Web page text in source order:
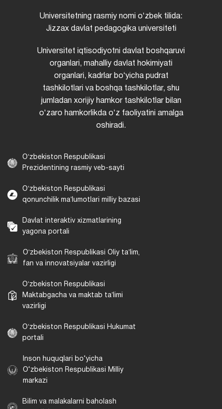
Universitetning rasmiy nomi oʻzbek tilida:
Jizzax davlat pedagogika universiteti
Universitet iqtisodiyotni davlat boshqaruvi
organlari, mahalliy davlat hokimiyati
organlari, kadrlar boʻyicha pudrat
tashkilotlari va boshqa tashkilotlar, shu
jumladan xorijiy hamkor tashkilotlar bilan
oʻzaro hamkorlikda oʻz faoliyatini amalga
oshiradi.
Oʻzbekiston Respublikasi
Prezidentining rasmiy veb-sayti
Oʻzbekiston Respublikasi
qonunchilik maʼlumotlari milliy bazasi
Davlat interaktiv xizmatlarining
yagona portali
Oʻzbekiston Respublikasi Oliy taʼlim,
fan va innovatsiyalar vazirligi
Oʻzbekiston Respublikasi
Maktabgacha va maktab taʼlimi
vazirligi
Oʻzbekiston Respublikasi Hukumat
portali
Inson huquqlari bo‘yicha
O‘zbekiston Respublikasi Milliy
markazi
Bilim va malakalarni baholash